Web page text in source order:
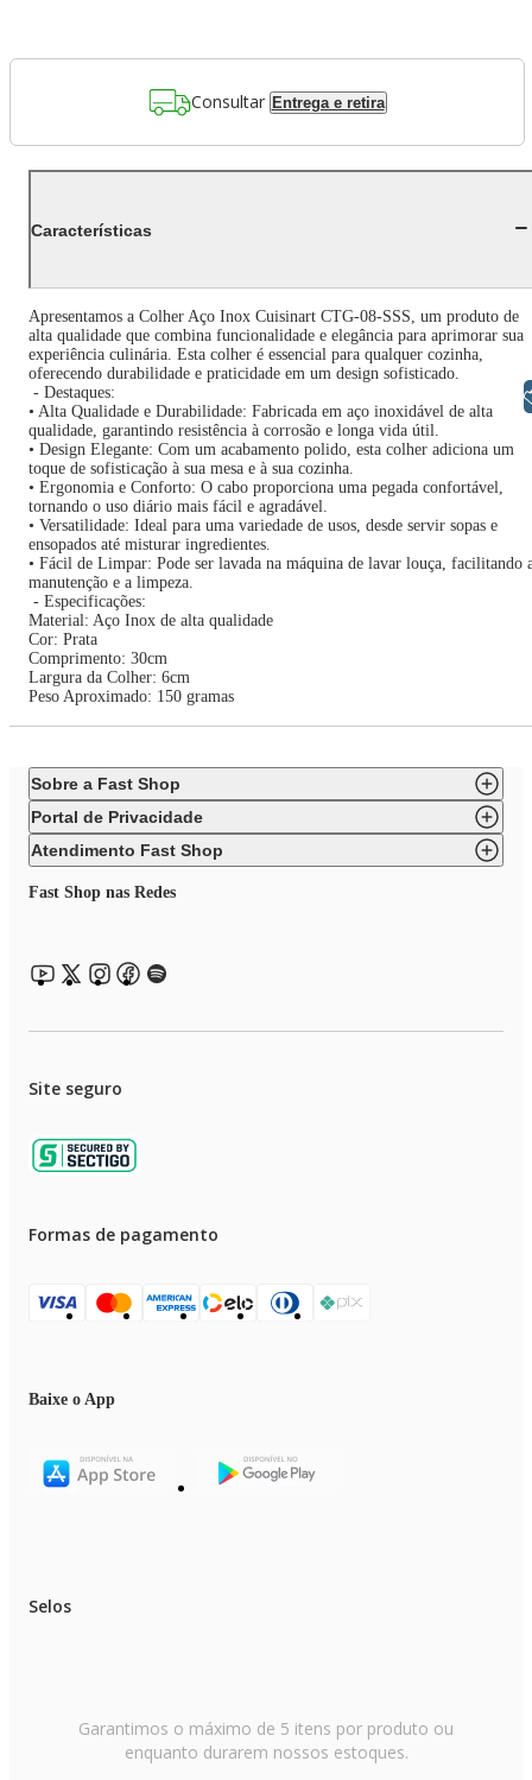
Consultar Entrega e retira
Características
Apresentamos a Colher Aço Inox Cuisinart CTG-08-SSS, um produto de
alta qualidade que combina funcionalidade e elegância para aprimorar sua
experiência culinária. Esta colher é essencial para qualquer cozinha,
oferecendo durabilidade e praticidade em um design sofisticado.
- Destaques:
• Alta Qualidade e Durabilidade: Fabricada em aço inoxidável de alta
qualidade, garantindo resistência à corrosão e longa vida útil.
• Design Elegante: Com um acabamento polido, esta colher adiciona um
toque de sofisticação à sua mesa e à sua cozinha.
• Ergonomia e Conforto: O cabo proporciona uma pegada confortável,
tornando o uso diário mais fácil e agradável.
• Versatilidade: Ideal para uma variedade de usos, desde servir sopas e
ensopados até misturar ingredientes.
• Fácil de Limpar: Pode ser lavada na máquina de lavar louça, facilitando
manutenção e a limpeza.
- Especificações:
Material: Aço Inox de alta qualidade
Cor: Prata
Comprimento: 30cm
Largura da Colher: 6cm
Peso Aproximado: 150 gramas
Sobre a Fast Shop
Portal de Privacidade
Atendimento Fast Shop
Fast Shop nas Redes
Site seguro
Formas de pagamento
Baixe o App
Selos
Garantimos o máximo de 5 itens por produto ou
enquanto durarem nossos estoques.